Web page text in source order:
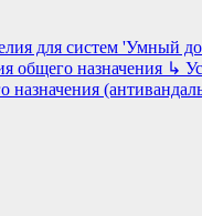
для систем 'Умный
общего назначения ↳
назначения